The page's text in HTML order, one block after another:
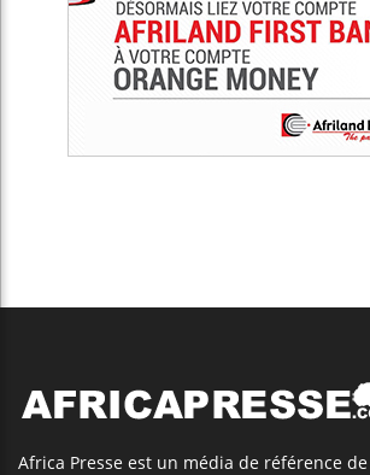
Africa Presse est un média de référence